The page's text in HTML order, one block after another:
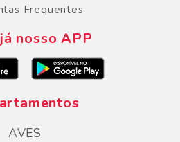
Frequentes
nosso APP
AVES